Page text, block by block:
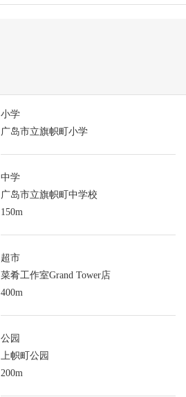
小学
广岛市立旗帜町小学
中学
广岛市立旗帜町中学校
150m
超市
菜肴工作室Grand Tower店
400m
公园
上帜町公园
200m